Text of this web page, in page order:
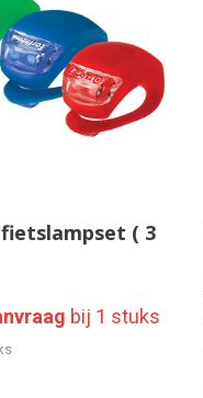
( 3
bij 1 stuks